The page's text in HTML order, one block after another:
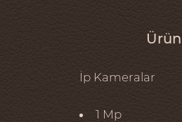
İp Kameralar
1 Mp